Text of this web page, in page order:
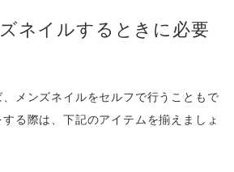
ネイルするときに必要
メンズネイルをセルフで行うこともで
る際は、下記のアイテムを揃えましょ